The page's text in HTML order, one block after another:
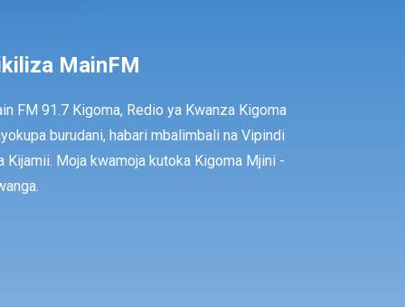
MainFM
FM 91.7 Kigoma, Redio ya Kwanza Kigoma
burudani, habari mbalimbali na Vipindi
Kijamii. Moja kwamoja kutoka Kigoma Mjini -